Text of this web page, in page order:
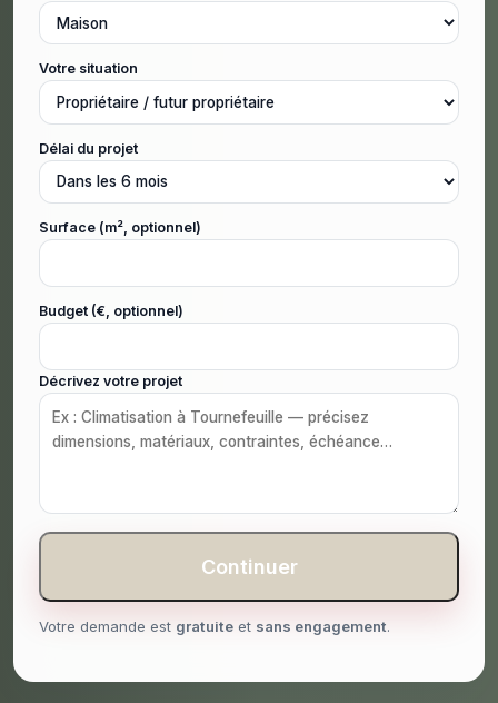
Votre situation
Délai du projet
Surface (m², optionnel)
Budget (€, optionnel)
Décrivez votre projet
Continuer
Votre demande est gratuite et sans engagement.